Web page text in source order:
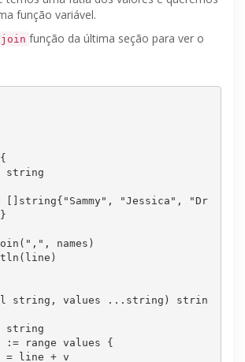
função variável.
join função da última seção para ver o
[]string{"Sammy", "Jessica", "Dr
join(",",
names )
string, values ...string) strin